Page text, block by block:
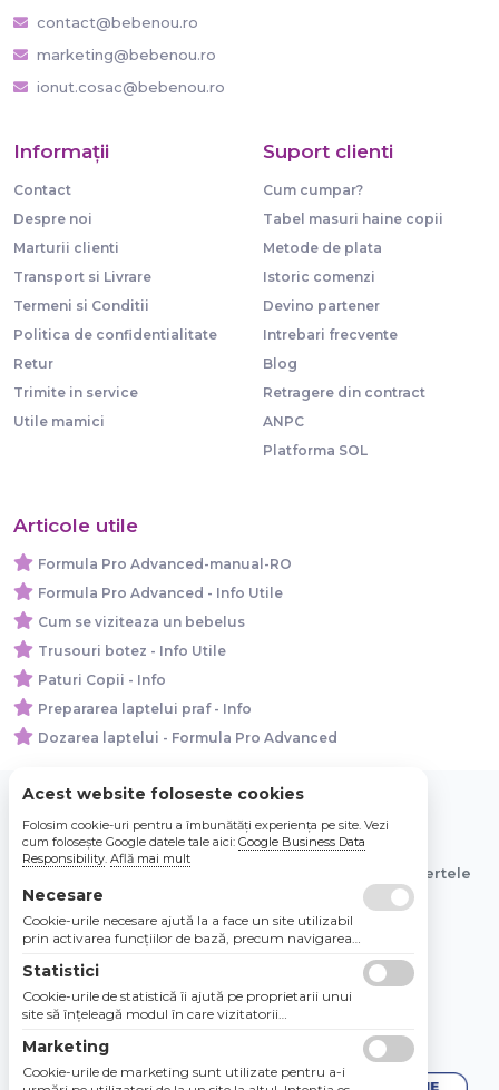
contact@bebenou.ro
marketing@bebenou.ro
ionut.cosac@bebenou.ro
Informaţii
Contact
Despre noi
Marturii clienti
Transport si Livrare
Termeni si Conditii
Politica de confidentialitate
Retur
Trimite in service
Utile mamici
Suport clienti
Cum cumpar?
Tabel masuri haine copii
Metode de plata
Istoric comenzi
Devino partener
Intrebari frecvente
Blog
Retragere din contract
ANPC
Platforma SOL
Articole utile
Formula Pro Advanced-manual-RO
Formula Pro Advanced - Info Utile
Cum se viziteaza un bebelus
Trusouri botez - Info Utile
Paturi Copii - Info
Prepararea laptelui praf - Info
Dozarea laptelui - Formula Pro Advanced
© 2026 Bebe Nou Online Store SRL
Toate preturile sunt exprimate in lei si includ tva. Ofertele
sunt valabile in limita stocului disponibil.
Acest website foloseste cookies
Folosim cookie-uri pentru a îmbunătăți experiența pe site. Vezi
cum folosește Google datele tale aici: Google Business Data
Responsibility. Află mai mult
Necesare
Cookie-urile necesare ajută la a face un site utilizabil
prin activarea funcţiilor de bază, precum navigarea
Site-ul nu poate funcţiona corespunzător fără aceste
cookie-uri.
Statistici
Cookie-urile de statistică îi ajută pe proprietarii unui
site să înţeleagă modul în care vizitatorii
raportarea informaţiilor în mod anonim.
Marketing
Cookie-urile de marketing sunt utilizate pentru a-i